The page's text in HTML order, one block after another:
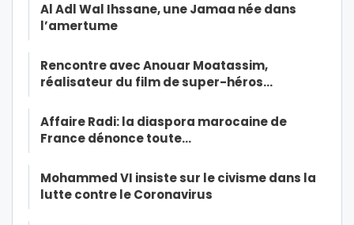
Al Adl Wal Ihssane, une Jamaa née dans
l’amertume
Rencontre avec Anouar Moatassim,
réalisateur du film de super-héros…
Affaire Radi: la diaspora marocaine de
France dénonce toute…
Mohammed VI insiste sur le civisme dans la
lutte contre le Coronavirus